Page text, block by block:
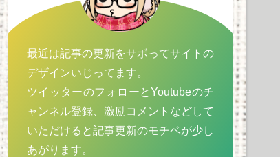
最近は記事の更新をサボってサイトの
デザインいじってます。
ツイッターのフォローとYoutubeのチ
ャンネル登録、激励コメントなどして
いただけると記事更新のモチベが少し
あがります。